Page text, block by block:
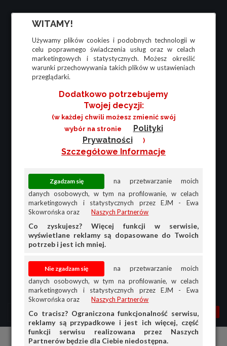
WITAMY!
Używamy plików cookies i podobnych technologii w
celu poprawnego świadczenia usług oraz w celach
marketingowych i statystycznych. Możesz określić
warunki przechowywania takich plików w ustawieniach
przeglądarki.
Dodatkowo potrzebujemy
Twojej decyzji:
(w każdej chwili możesz zmienić swój
wybór na stronie
Polityki
Prywatności
)
Szczegółowe Informacje
na przetwarzanie moich
danych osobowych, w tym na profilowanie, w celach
marketingowych i statystycznych przez EJM - Ewa
Skowrońska oraz
Naszych Partnerów
Co zyskujesz? Więcej funkcji w serwisie,
wyświetlane reklamy są dopasowane do Twoich
potrzeb i jest ich mniej.
na przetwarzanie moich
danych osobowych, w tym na profilowanie, w celach
marketingowych i statystycznych przez EJM - Ewa
Skowrońska oraz
Naszych Partnerów
Co tracisz? Ograniczona funkcjonalność serwisu,
reklamy są przypadkowe i jest ich więcej, część
funkcji serwisu realizowana przez Naszych
Partnerów będzie dla Ciebie niedostępna.
MENU MOJA AG
PRZEGLĄD
Samochody osobowe Peugeot